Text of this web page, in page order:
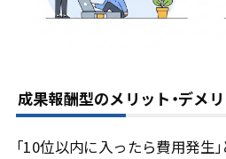
成果報酬型のメリット・デメ
「10位以内に入ったら費用発生